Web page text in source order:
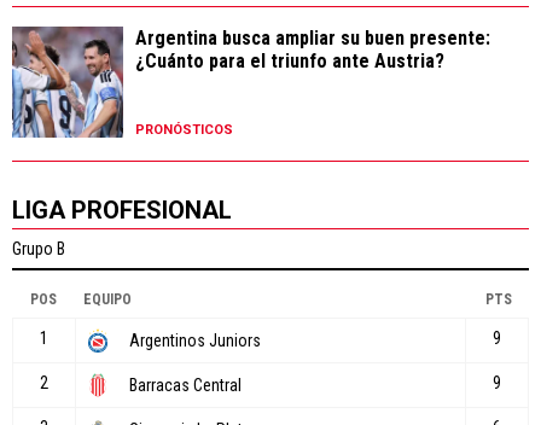
Argentina busca ampliar su buen presente:
¿Cuánto para el triunfo ante Austria?
PRONÓSTICOS
LIGA PROFESIONAL